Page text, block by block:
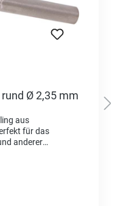
Ø 2,35 mm
aus
für das
anderer